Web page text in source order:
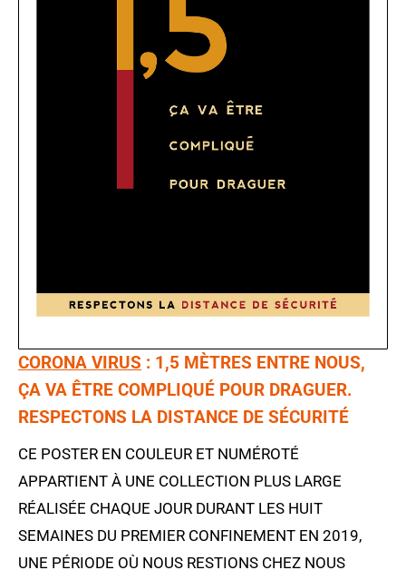
CORONA VIRUS : 1,5 MÈTRES ENTRE NOUS,
ÇA VA ÊTRE COMPLIQUÉ POUR DRAGUER.
RESPECTONS LA DISTANCE DE SÉCURITÉ
CE POSTER EN COULEUR ET NUMÉROTÉ
APPARTIENT À UNE COLLECTION PLUS LARGE
RÉALISÉE CHAQUE JOUR DURANT LES HUIT
SEMAINES DU PREMIER CONFINEMENT EN 2019,
UNE PÉRIODE OÙ NOUS RESTIONS CHEZ NOUS